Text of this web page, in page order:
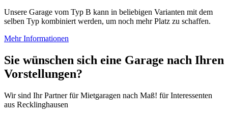
Unsere Garage vom Typ B kann in beliebigen Varianten mit dem
selben Typ kombiniert werden, um noch mehr Platz zu schaffen.
Mehr Informationen
Sie wünschen sich eine Garage nach Ihren
Vorstellungen?
Wir sind Ihr Partner für Mietgaragen nach Maß! für Interessenten
aus Recklinghausen